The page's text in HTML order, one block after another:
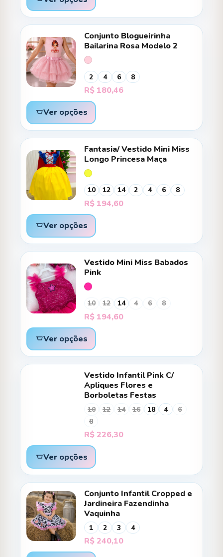
Conjunto Blogueirinha
Bailarina Rosa Modelo 2
2 4 6 8
R$ 180,46
Ver opções
Fantasia/ Vestido Mini Miss
Longo Princesa Maça
10 12 14 2 4 6 8
R$ 194,60
Ver opções
Vestido Mini Miss Babados
Pink
10 12 14 4 6 8
R$ 194,60
Ver opções
Vestido Infantil Pink C/
Apliques Flores e
Borboletas Festas
10 12 14 16 18 4
6
8
R$ 226,30
Ver opções
Conjunto Infantil Cropped e
Jardineira Fazendinha
Vaquinha
1 2 3 4
R$ 240,10